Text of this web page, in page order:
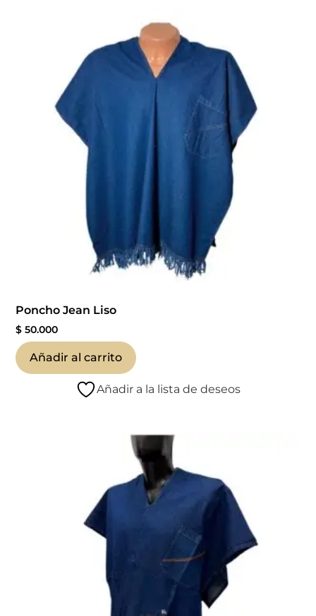
Poncho Jean Liso
$ 50.000
Añadir al carrito
Añadir a la lista de deseos